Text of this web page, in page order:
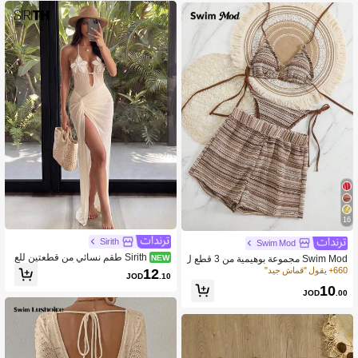
16
Swim Mod
Swim Mod مجموعة بوهيمية من 3 قطع ل
ملابس السباحة للنساء: بيكيني ومغطي ال
660+ يقول "قماش جيد"
JOD10.00
Sirith
NEW
Sirith طقم نسائي من قطعتين للع
طلات والشاطئ بتصميم أنيق، قطعة واح
دة بفتحة V عميقة مزينة بنجم البحر مع تنوJOD12.10